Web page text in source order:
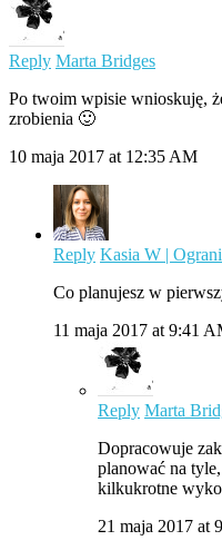
Reply Marta Bridges
Po twoim wpisie wnioskuję,
zrobienia 🙂
10 maja 2017 at 12:35 AM
Reply Kasia W |
Co planujesz w
11 maja 2017 at 9:41
Reply Marta
Dopracowuje
planować na
kilkukrotne
21 maja 2017 at